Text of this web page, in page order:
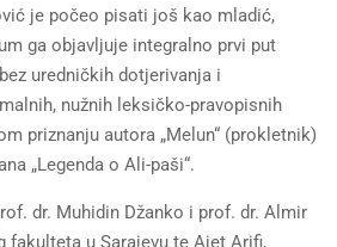
je počeo pisati još kao mladić,
ga objavljuje integralno prvi put
uredničkih dotjerivanja i
nužnih leksičko-pravopisnih
priznanju autora „Melun“ (prokletnik)
„Legenda o Ali-paši“.
dr. Muhidin Džanko i prof. dr. Almir